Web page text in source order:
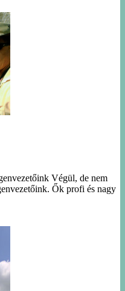
Végül, de nem
Ők profi és nagy